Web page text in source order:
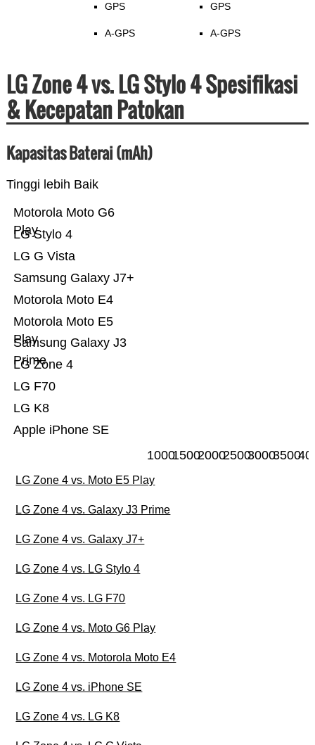
GPS
A-GPS
GPS
A-GPS
LG Zone 4 vs. LG Stylo 4 Spesifikasi
& Kecepatan Patokan
Kapasitas Baterai (mAh)
Tinggi lebih Baik
Apple iPhone SE
LG K8
LG F70
LG Zone 4
Samsung Galaxy J3
Prime
Motorola Moto E5
Play
Motorola Moto E4
Samsung Galaxy J7+
LG G Vista
LG Stylo 4
Motorola Moto G6
Play
100015002000250030003500
LG Zone 4 vs. Moto E5 Play
LG Zone 4 vs. Galaxy J3 Prime
LG Zone 4 vs. Galaxy J7+
LG Zone 4 vs. LG Stylo 4
LG Zone 4 vs. LG F70
LG Zone 4 vs. Moto G6 Play
LG Zone 4 vs. Motorola Moto E4
LG Zone 4 vs. iPhone SE
LG Zone 4 vs. LG K8